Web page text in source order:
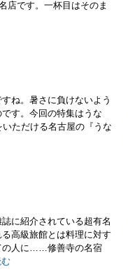
店です。一杯目はそのま
ね。暑さに負けないよう
す。今回の特集はうな
ただける名古屋の『うな
に紹介されている超有名
高級旅館とは料理に対す
の人に……修善寺の名宿